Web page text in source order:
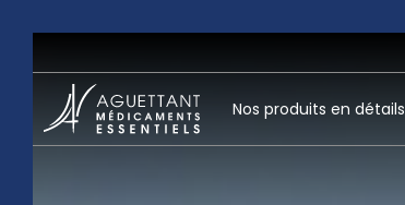
Nos produits en détails